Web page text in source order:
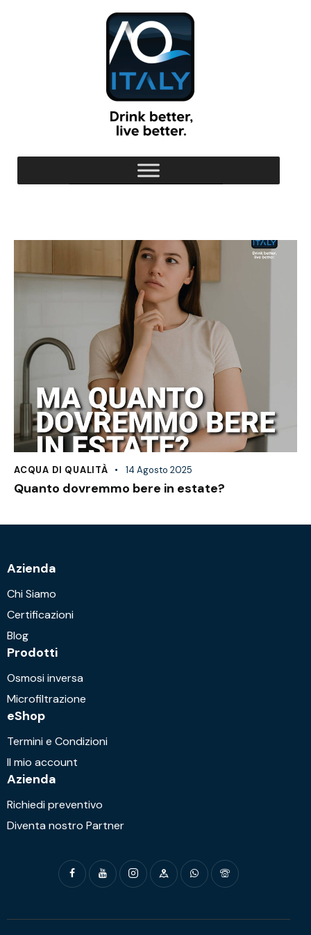
ACQUA DI QUALITÀ 14 Agosto 2025
Quanto dovremmo bere in estate?
Azienda
Chi Siamo
Certificazioni
Blog
Prodotti
Osmosi inversa
Microfiltrazione
eShop
Termini e Condizioni
Il mio account
Azienda
Richiedi preventivo
Diventa nostro Partner